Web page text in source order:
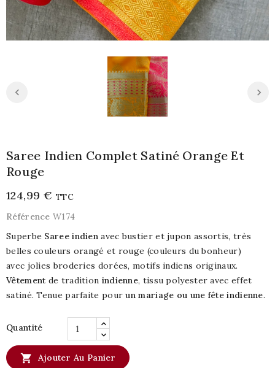
Saree Indien Complet Satiné Orange Et
Rouge
124,99 € TTC
Référence W174
Superbe Saree indien avec bustier et jupon assortis, très
belles couleurs orangé et rouge (couleurs du bonheur)
avec jolies broderies dorées, motifs indiens originaux.
Vêtement de tradition indienne, tissu polyester avec effet
satiné. Tenue parfaite pourun mariage ou une fête indienne.
Quantité
 Ajouter Au Panier